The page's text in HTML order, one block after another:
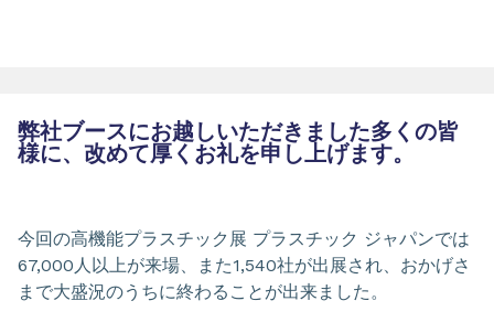
弊社ブースにお越しいただきました多くの皆
様に、改めて厚くお礼を申し上げます。
今回の高機能プラスチック展 プラスチック ジャパンでは
67,000人以上が来場、また1,540社が出展され、おかげさ
まで大盛況のうちに終わることが出来ました。